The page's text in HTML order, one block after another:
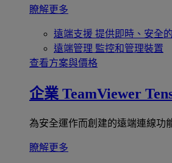
瞭解更多
遠端支援 提供即時、安全
遠端管理 監控和管理裝置
查看方案與價格
企業 TeamViewer
為安全運作而創建的遠端連線功
瞭解更多